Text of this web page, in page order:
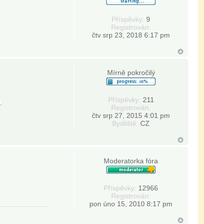
Příspěvky: 9
Registrován:
čtv srp 23, 2018 6:17 pm
Mírně pokročilý
Příspěvky: 211
Registrován:
čtv srp 27, 2015 4:01 pm
Bydliště: CZ
Moderatorka fóra
Příspěvky: 12966
Registrován:
pon úno 15, 2010 8:17 pm